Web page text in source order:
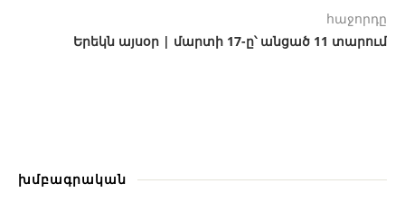
հաջորդը
Երեկն այսօր | մարտի 17-ը՝ անցած 11 տարում
խմբագրական